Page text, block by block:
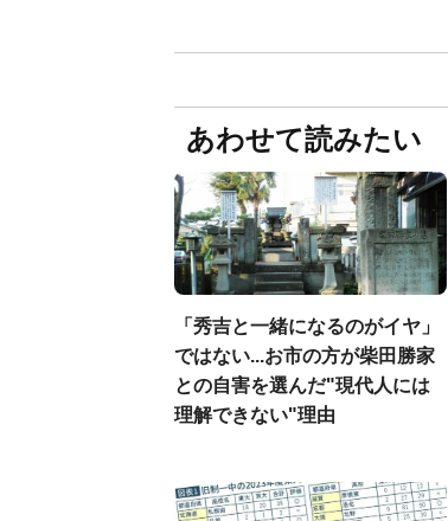
あわせて読みたい
「秀吉と一緒になるのがイヤ」
ではない...お市の方が柴田勝家
との自害を選んだ"現代人には
理解できない"理由